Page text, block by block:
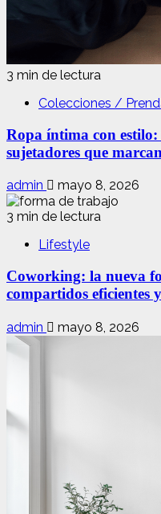
3 min de lectura
Colecciones /
Ropa íntima con estilo:
sujetadores que
admin mayo 8, 2026
3 min de lectura
Lifestyle
Coworking: la nueva
compartidos eficientes
admin mayo 8, 2026